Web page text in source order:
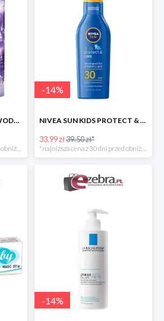
DISNEY FROZEN ANNA WODA TOALETOWA DLA DZIECI
*najniższa cena z 30 dni przed obniżką
-14%
NIVEA SUN KIDS PROTECT & CARE BALSAM DLA DZIECI SPF30
33.99 zł39.50 zł*
*najniższa cena z 30 dni przed obniżką
-14%